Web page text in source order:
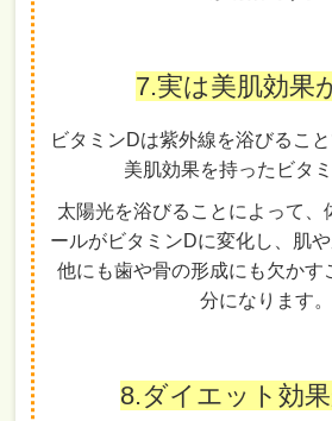
7.実は美肌効果
ビタミンDは紫外線を浴びるこ
美肌効果を持ったビタミ
太陽光を浴びることによって、
ールがビタミンDに変化し、肌
他にも歯や骨の形成にも欠かす
分になります。
8.ダイエット効